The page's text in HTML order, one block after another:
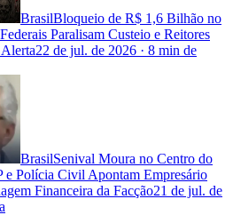
BrasilBloqueio de R$ 1,6 Bilhão no
Paralisam Custeio e Reitores
22 de jul. de 2026 · 8 min de
BrasilSenival Moura no Centro do
e Polícia Civil Apontam Empresário
Financeira da Facção21 de jul. de